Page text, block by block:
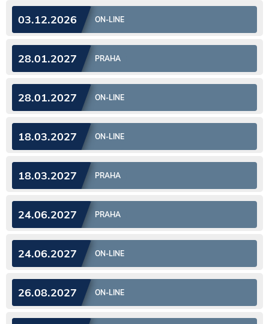
03.12.2026 ON-LINE
28.01.2027 PRAHA
28.01.2027 ON-LINE
18.03.2027 ON-LINE
18.03.2027 PRAHA
24.06.2027 PRAHA
24.06.2027 ON-LINE
26.08.2027 ON-LINE